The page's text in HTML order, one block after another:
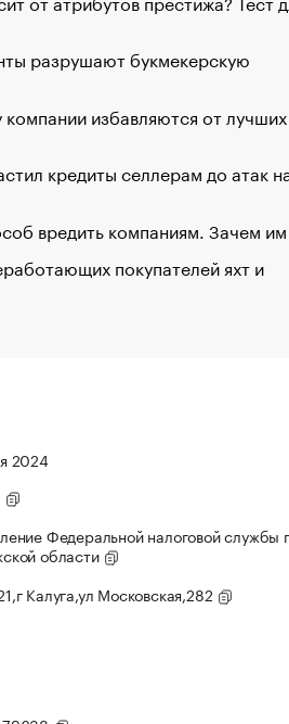
разрушают букмекерскую
избавляются от лучших
кредиты селлерам до атак
вредить компаниям. Зачем
покупателей яхт и
2024
Федеральной налоговой службы
области
Калуга,ул Московская,282